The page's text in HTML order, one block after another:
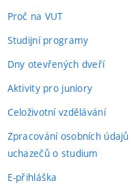
Proč na VUT
Studijní programy
Dny otevřených dveří
Aktivity pro juniory
Celoživotní vzdělávání
Zpracování osobních údajů
uchazečů o studium
E-přihláška